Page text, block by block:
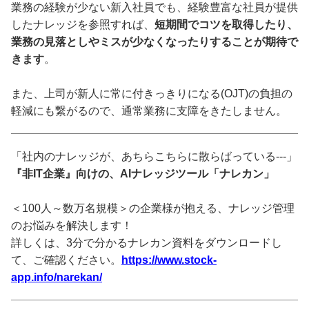
業務の経験が少ない新入社員でも、経験豊富な社員が提供
したナレッジを参照すれば、 短期間でコツを取得したり、
業務の見落としやミスが少なくなったりすることが期待で
きます。
また、上司が新人に常に付きっきりになる(OJT)の負担の
軽減にも繋がるので、通常業務に支障をきたしません。
「社内のナレッジが、あちらこちらに散らばっている---」
『非IT企業』向けの、AIナレッジツール「ナレカン」
＜100人～数万名規模＞の企業様が抱える、ナレッジ管理
のお悩みを解決します！
詳しくは、3分で分かるナレカン資料をダウンロードし
て、ご確認ください。
https://www.stock-
app.info/narekan/